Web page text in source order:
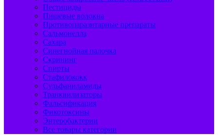
Пестициды
Пищевые волокна
Противопаразитарные препараты
Сальмонелла
Сахара
Синегнойная палочка
Скрининг
Спирты
Стафилококк
Сульфаниламиды
Транквилизаторы
Фальсификация
Фикотоксины
Энтеробактерии
Все товары категории